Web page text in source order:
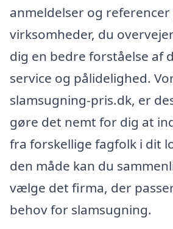
anmeldelser og referencer
virksomheder, du
dig en bedre forståelse af
service og pålidelighed.
slamsugning-pris.dk, er
gøre det nemt for dig at
fra forskellige fagfolk i dit
den måde kan du
vælge det firma, der
behov for slamsugning.